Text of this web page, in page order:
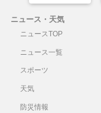
ニュース・天気
ニュースTOP
ニュース一覧
スポーツ
天気
防災情報